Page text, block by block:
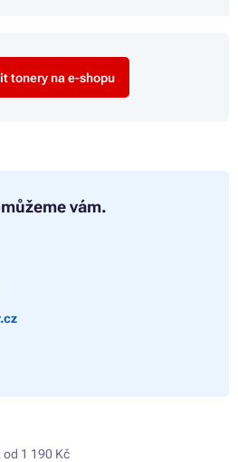
tonery na e-shopu
vám.
od 1 190 Kč